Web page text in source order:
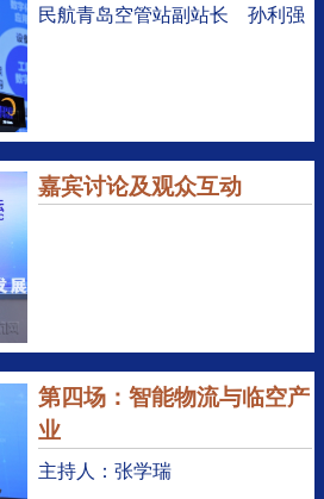
民航青岛空管站副站长 孙利强
嘉宾讨论及观众互动
第四场：智能物流与临空产
业
主持人：张学瑞